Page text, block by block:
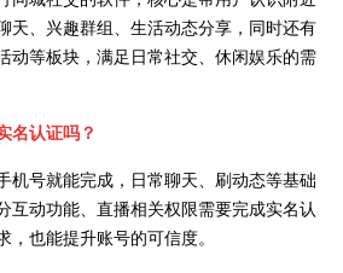
天、兴趣群组、生活动态分享，同时还有
动等板块，满足日常社交、休闲娱乐的需
名认证吗？
机号就能完成，日常聊天、刷动态等基础
互动功能、直播相关权限需要完成实名认
也能提升账号的可信度。